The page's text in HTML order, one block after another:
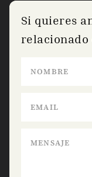
Si quieres
relacionado